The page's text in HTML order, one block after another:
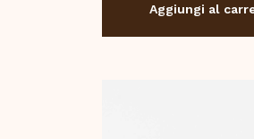
Aggiungi al